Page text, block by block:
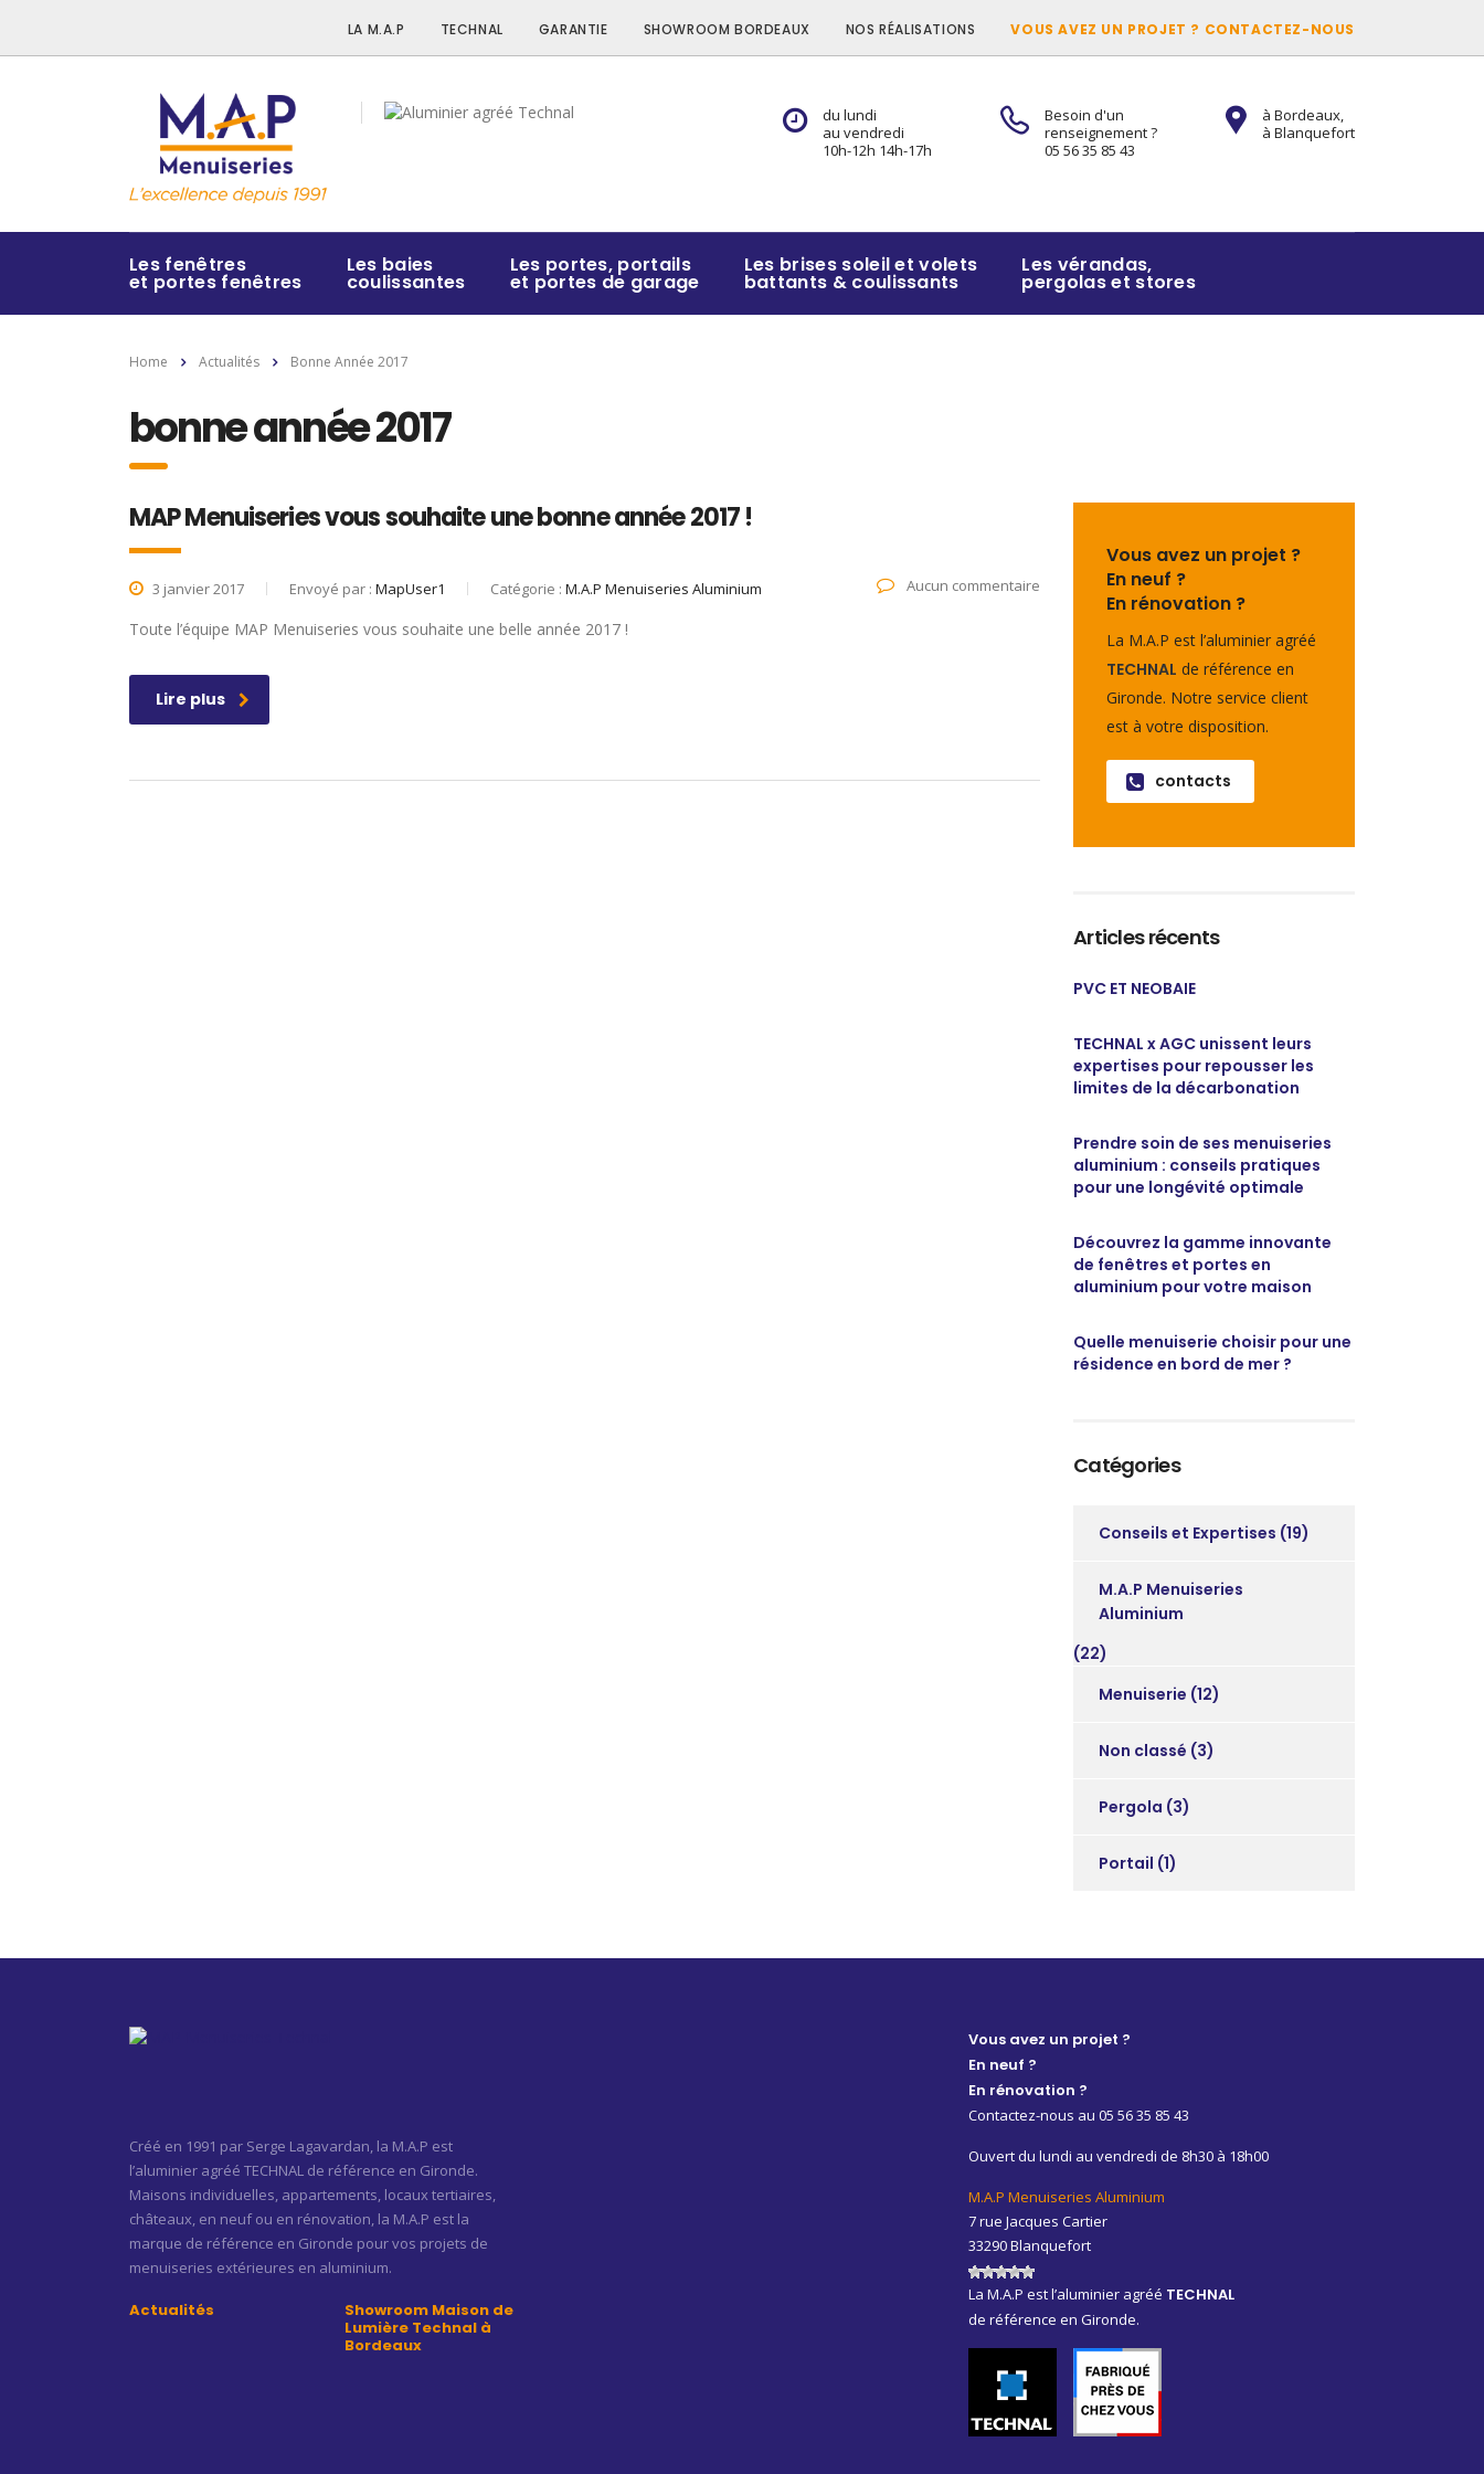
LA M.A.P TECHNAL GARANTIE SHOWROOM BORDEAUX NOS RÉALISATIONS VOUS AVEZ UN PROJET ? CONTACTEZ-NOUS
à Bordeaux,
à Blanquefort
Besoin d'un
renseignement ?
05 56 35 85 43
du lundi
au vendredi
10h-12h 14h-17h
Les fenêtres
et portes fenêtres
Les baies
coulissantes
Les portes, portails
et portes de garage
Les brises soleil et volets
battants & coulissants
Les vérandas,
pergolas et stores
Home Actualités Bonne Année 2017
bonne année 2017
MAP Menuiseries vous souhaite une bonne année 2017 !
3 janvier 2017 Envoyé par : MapUser1 Catégorie : M.A.P Menuiseries Aluminium Aucun commentaire
Toute l’équipe MAP Menuiseries vous souhaite une belle année 2017 !
Lire plus
Vous avez un projet ?
En neuf ?
En rénovation ?
La M.A.P est l’aluminier agréé
TECHNAL de référence en
Gironde. Notre service client
est à votre disposition.
contacts
Articles récents
PVC ET NEOBAIE
TECHNAL x AGC unissent leurs
expertises pour repousser les
limites de la décarbonation
Prendre soin de ses menuiseries
aluminium : conseils pratiques
pour une longévité optimale
Découvrez la gamme innovante
de fenêtres et portes en
aluminium pour votre maison
Quelle menuiserie choisir pour une
résidence en bord de mer ?
Catégories
Conseils et Expertises (19)
M.A.P Menuiseries
Aluminium
(22)
Menuiserie (12)
Non classé (3)
Pergola (3)
Portail (1)
Créé en 1991 par Serge Lagavardan, la M.A.P est
l’aluminier agréé TECHNAL de référence en Gironde.
Maisons individuelles, appartements, locaux tertiaires,
châteaux, en neuf ou en rénovation, la M.A.P est la
marque de référence en Gironde pour vos projets de
menuiseries extérieures en aluminium.
Actualités
Showroom Maison de
Lumière Technal à
Bordeaux
Vous avez un projet ?
En neuf ?
En rénovation ?
Contactez-nous au 05 56 35 85 43
Ouvert du lundi au vendredi de 8h30 à 18h00
M.A.P Menuiseries Aluminium
7 rue Jacques Cartier
33290 Blanquefort
La M.A.P est l’aluminier agréé TECHNAL
de référence en Gironde.